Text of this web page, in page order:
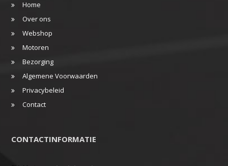
Home
Over ons
Webshop
Motoren
Bezorging
Algemene Voorwaarden
Privacybeleid
Contact
CONTACTINFORMATIE